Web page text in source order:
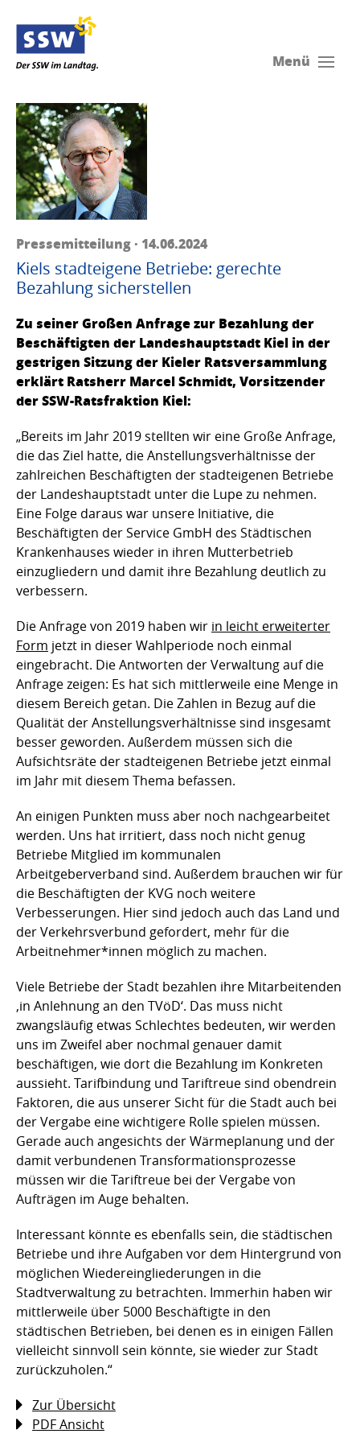
Menü
Pressemitteilung · 14.06.2024
Kiels stadteigene Betriebe: gerechte
Bezahlung sicherstellen
Zu seiner Großen Anfrage zur Bezahlung der
Beschäftigten der Landeshauptstadt Kiel in der
gestrigen Sitzung der Kieler Ratsversammlung
erklärt Ratsherr Marcel Schmidt, Vorsitzender
der SSW-Ratsfraktion Kiel:
„Bereits im Jahr 2019 stellten wir eine Große Anfrage,
die das Ziel hatte, die Anstellungsverhältnisse der
zahlreichen Beschäftigten der stadteigenen Betriebe
der Landeshauptstadt unter die Lupe zu nehmen.
Eine Folge daraus war unsere Initiative, die
Beschäftigten der Service GmbH des Städtischen
Krankenhauses wieder in ihren Mutterbetrieb
einzugliedern und damit ihre Bezahlung deutlich zu
verbessern.
Die Anfrage von 2019 haben wir in leicht erweiterter
Form jetzt in dieser Wahlperiode noch einmal
eingebracht. Die Antworten der Verwaltung auf die
Anfrage zeigen: Es hat sich mittlerweile eine Menge in
diesem Bereich getan. Die Zahlen in Bezug auf die
Qualität der Anstellungsverhältnisse sind insgesamt
besser geworden. Außerdem müssen sich die
Aufsichtsräte der stadteigenen Betriebe jetzt einmal
im Jahr mit diesem Thema befassen.
An einigen Punkten muss aber noch nachgearbeitet
werden. Uns hat irritiert, dass noch nicht genug
Betriebe Mitglied im kommunalen
Arbeitgeberverband sind. Außerdem brauchen wir für
die Beschäftigten der KVG noch weitere
Verbesserungen. Hier sind jedoch auch das Land und
der Verkehrsverbund gefordert, mehr für die
Arbeitnehmer*innen möglich zu machen.
Viele Betriebe der Stadt bezahlen ihre Mitarbeitenden
‚in Anlehnung an den TVöD‘. Das muss nicht
zwangsläufig etwas Schlechtes bedeuten, wir werden
uns im Zweifel aber nochmal genauer damit
beschäftigen, wie dort die Bezahlung im Konkreten
aussieht. Tarifbindung und Tariftreue sind obendrein
Faktoren, die aus unserer Sicht für die Stadt auch bei
der Vergabe eine wichtigere Rolle spielen müssen.
Gerade auch angesichts der Wärmeplanung und der
damit verbundenen Transformationsprozesse
müssen wir die Tariftreue bei der Vergabe von
Aufträgen im Auge behalten.
Interessant könnte es ebenfalls sein, die städtischen
Betriebe und ihre Aufgaben vor dem Hintergrund von
möglichen Wiedereingliederungen in die
Stadtverwaltung zu betrachten. Immerhin haben wir
mittlerweile über 5000 Beschäftigte in den
städtischen Betrieben, bei denen es in einigen Fällen
vielleicht sinnvoll sein könnte, sie wieder zur Stadt
zurückzuholen.“
Zur Übersicht
PDF Ansicht